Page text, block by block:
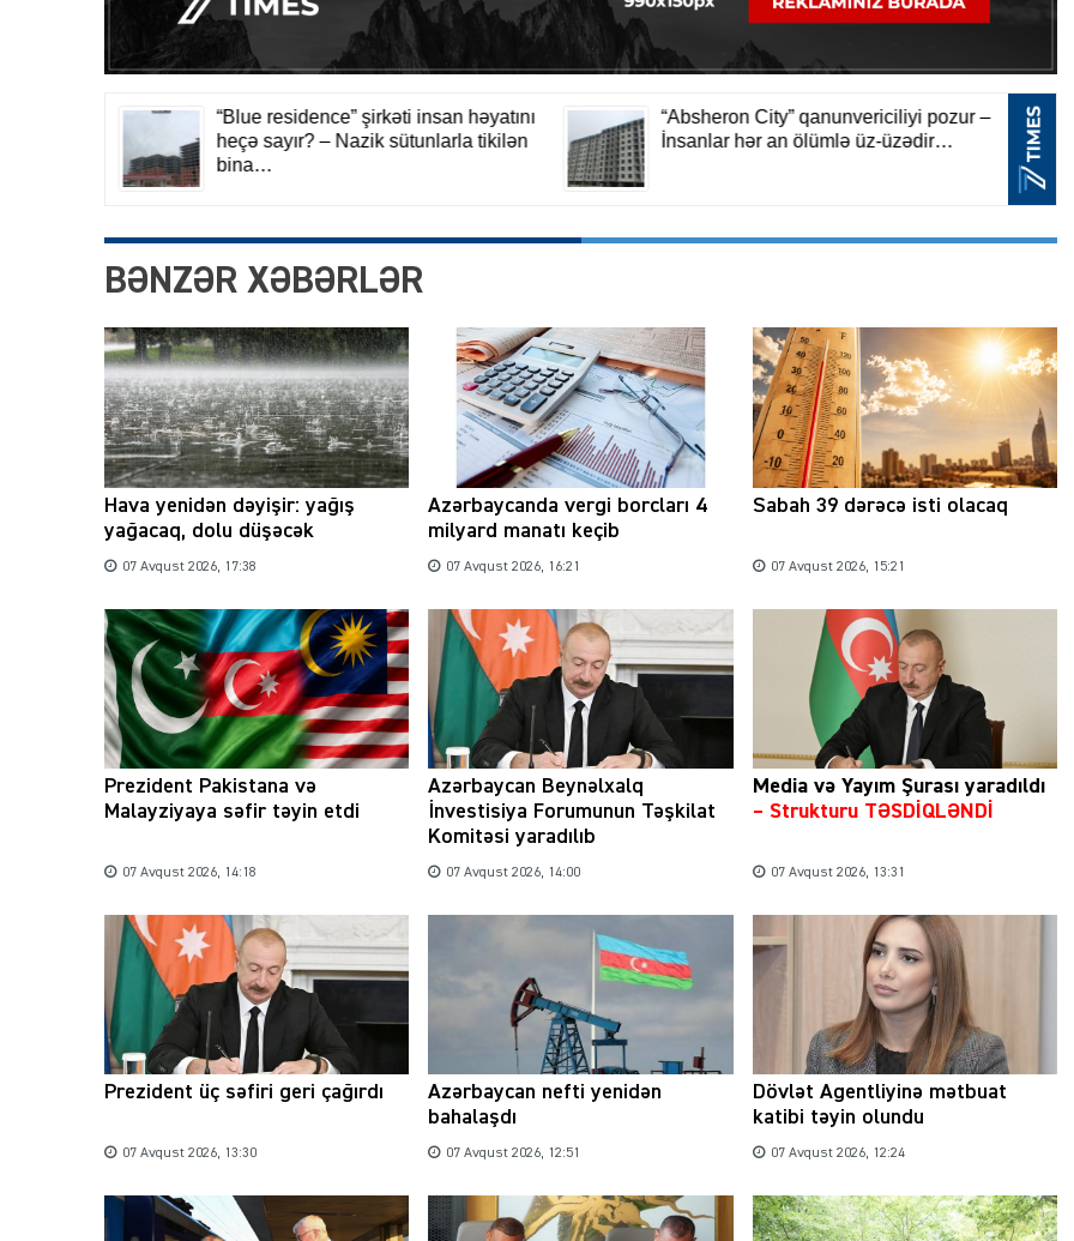
BƏNZƏR XƏBƏRLƏR
Hava yenidən dəyişir: yağış
yağacaq, dolu düşəcək
07 Avqust 2026, 17:38
Azərbaycanda vergi borcları 4
milyard manatı keçib
07 Avqust 2026, 16:21
Sabah 39 dərəcə isti olacaq
07 Avqust 2026, 15:21
Prezident Pakistana və
Malayziyaya səfir təyin etdi
07 Avqust 2026, 14:18
Azərbaycan Beynəlxalq
İnvestisiya Forumunun Təşkilat
Komitəsi yaradılıb
07 Avqust 2026, 14:00
Media və Yayım Şurası yaradıldı
– Strukturu TƏSDİQLƏNDİ
07 Avqust 2026, 13:31
Prezident üç səfiri geri çağırdı
07 Avqust 2026, 13:30
Azərbaycan nefti yenidən
bahalaşdı
07 Avqust 2026, 12:51
Dövlət Agentliyinə mətbuat
katibi təyin olundu
07 Avqust 2026, 12:24